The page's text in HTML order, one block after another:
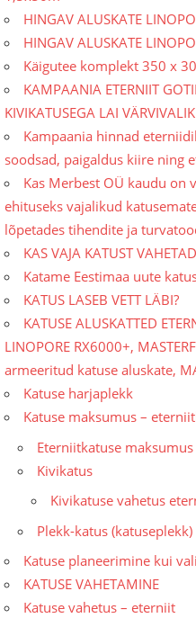
HINGAV ALUSKATE
HINGAV ALUSKATE
Käigutee komplekt 350 x
KAMPAANIA ETERNIIT
KIVIKATUSEGA LAI VÄRVIVALIK
Kampaania hinnad
soodsad, paigaldus kiire ning
Kas Merbest OÜ kaudu on
ehituseks vajalikud
lõpetades tihendite ja
KAS VAJA KATUST
Katame Eestimaa uute
KATUS LASEB VETT LÄBI?
KATUSE ALUSKATTED
LINOPORE RX6000+,
armeeritud katuse aluskate,
Katuse harjaplekk
Katuse maksumus –
Eterniitkatuse maksumus
Kivikatus
Kivikatuse vahetus
Plekk-katus (katuseplekk)
Katuse planeerimine kui
KATUSE VAHETAMINE
Katuse vahetus – eterniit